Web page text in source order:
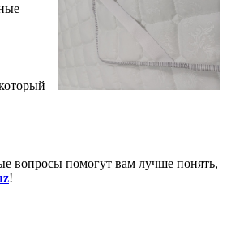
вопросы помогут вам лучше понять,
!